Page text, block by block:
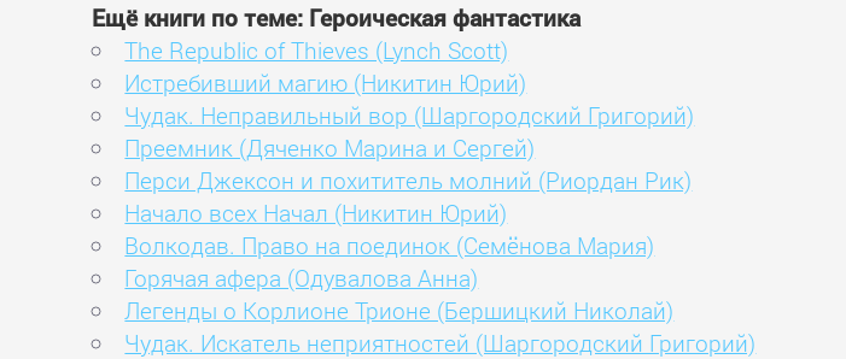
Ещё книги по теме: Героическая фантастика
The Republic of Thieves (Lynch Scott)
Истребивший магию (Никитин Юрий)
Чудак. Неправильный вор (Шаргородский Григорий)
Преемник (Дяченко Марина и Сергей)
Перси Джексон и похититель молний (Риордан Рик)
Начало всех Начал (Никитин Юрий)
Волкодав. Право на поединок (Семёнова Мария)
Горячая афера (Одувалова Анна)
Легенды о Корлионе Трионе (Бершицкий Николай)
Чудак. Искатель неприятностей (Шаргородский Григорий)